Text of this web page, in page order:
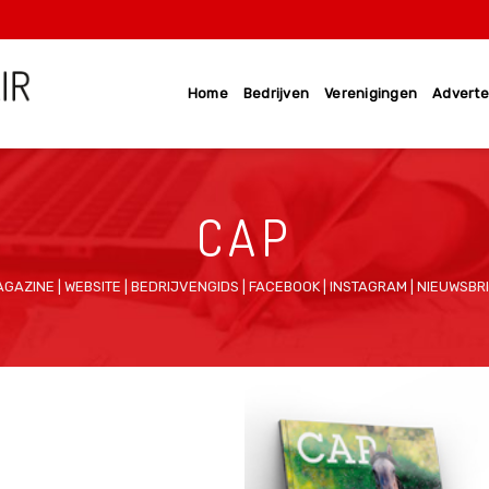
Home Bedrijven Verenigingen
CAP
| WEBSITE | BEDRIJVENGIDS | FACEBOOK | INSTAGRAM |